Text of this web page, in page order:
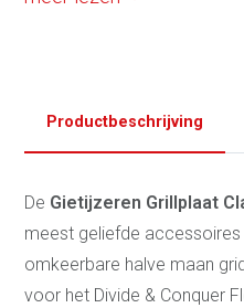
Productbeschrijving
De Gietijzeren Grillplaat
meest geliefde
omkeerbare halve maan
voor het Divide & Conquer